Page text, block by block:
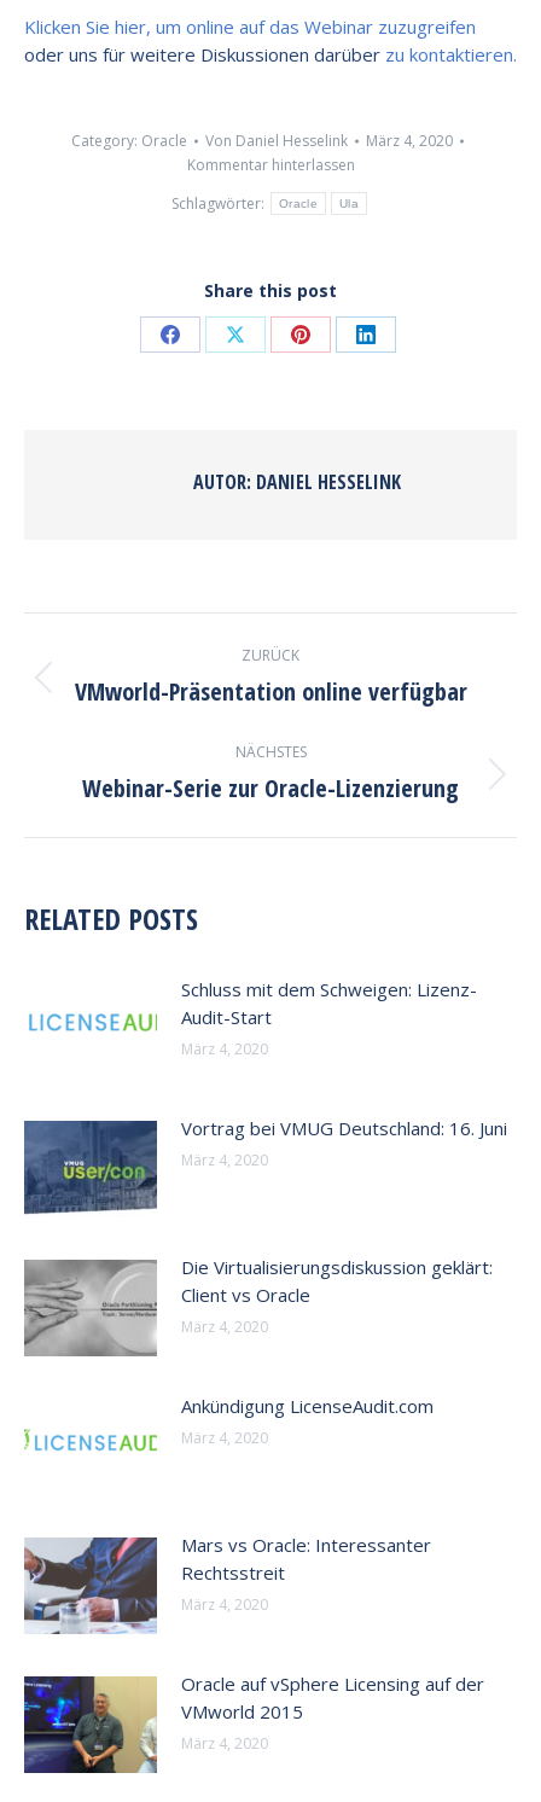
Klicken Sie hier, um online auf das Webinar zuzugreifen
oder uns für weitere Diskussionen darüber zu kontaktieren.
Category: Oracle Von Daniel Hesselink
März 4, 2020
Kommentar hinterlassen
Schlagwörter:
Oracle Ula
Share this post
Share Share Share Share
AUTOR: DANIEL HESSELINK
KOMMENTARNAVIGATION
ZURÜCK
Vorheriger
VMworld-Präsentation online verfügbar
NÄCHSTES
Nächster
Webinar-Serie zur Oracle-Lizenzierung
RELATED POSTS
Schluss mit dem Schweigen: Lizenz-
Audit-Start
März 4, 2020
Vortrag bei VMUG Deutschland: 16. Juni
März 4, 2020
Die Virtualisierungsdiskussion geklärt:
Client vs Oracle
März 4, 2020
Ankündigung LicenseAudit.com
März 4, 2020
Mars vs Oracle: Interessanter
Rechtsstreit
März 4, 2020
Oracle auf vSphere Licensing auf der
VMworld 2015
März 4, 2020